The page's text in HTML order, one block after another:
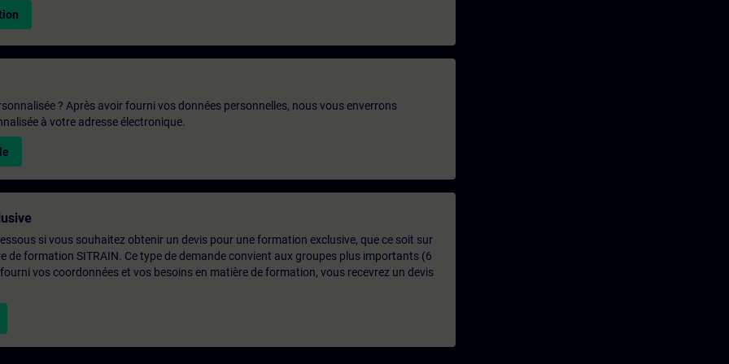
? Après avoir fourni vos données personnelles, nous vous enverrons
à votre adresse électronique.
si vous souhaitez obtenir un devis pour une formation exclusive, que ce soit sur
de formation SITRAIN. Ce type de demande convient aux groupes plus importants (6
vos coordonnées et vos besoins en matière de formation, vous recevrez un devis